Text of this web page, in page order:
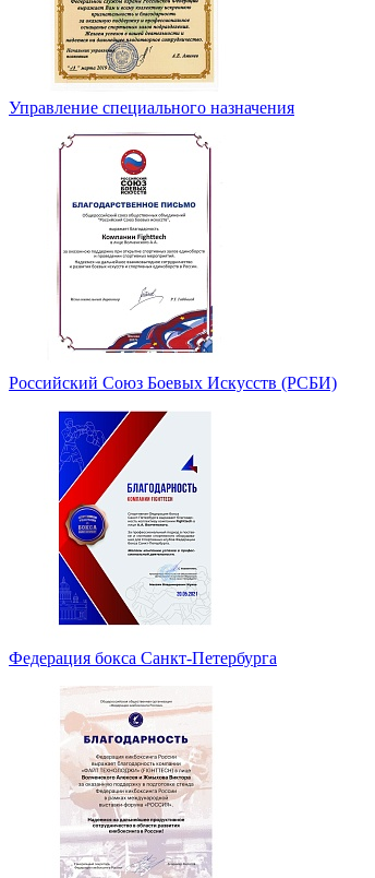
Управление специального назначения
Российский Союз Боевых Искусств (РСБИ)
Федерация бокса Санкт-Петербурга